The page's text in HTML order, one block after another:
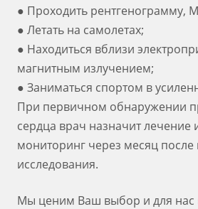
● Проходить рентгенограмму,
● Летать на самолетах;
● Находиться вблизи
магнитным излучением;
● Заниматься спортом в
При первичном обнаружении
сердца врач назначит лечение
мониторинг через месяц после
исследования.
Мы ценим Ваш выбор и для нас